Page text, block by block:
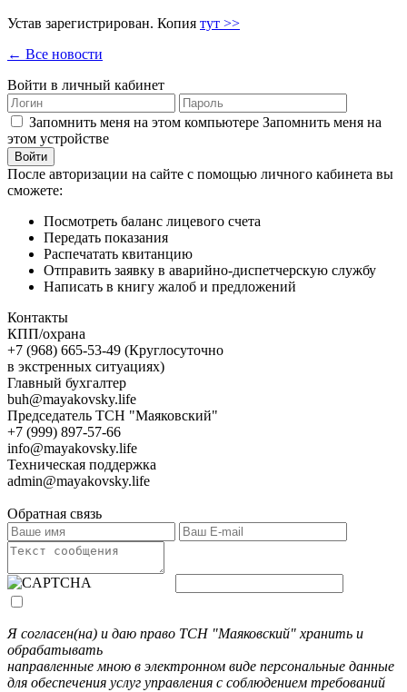
Устав зарегистрирован. Копия тут >>
← Все новости
Войти в личный кабинет
Запомнить меня на этом компьютере Запомнить меня на
этом устройстве
После авторизации на сайте с помощью личного кабинета вы
сможете:
Посмотреть баланс лицевого счета
Передать показания
Распечатать квитанцию
Отправить заявку в аварийно-диспетчерскую службу
Написать в книгу жалоб и предложений
Контакты
КПП/охрана
+7 (968) 665-53-49 (Круглосуточно
в экстренных ситуациях)
Главный бухгалтер
buh@mayakovsky.life
Председатель ТСН "Маяковский"
+7 (999) 897-57-66
info@mayakovsky.life
Техническая поддержка
admin@mayakovsky.life
Обратная связь
Я согласен(на) и даю право ТСН "Маяковский" хранить и
обрабатывать
направленные мною в электронном виде персональные данные
для обеспечения услуг управления с соблюдением требований